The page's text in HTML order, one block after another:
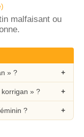
malfaisant ou
» ?
» ?
?